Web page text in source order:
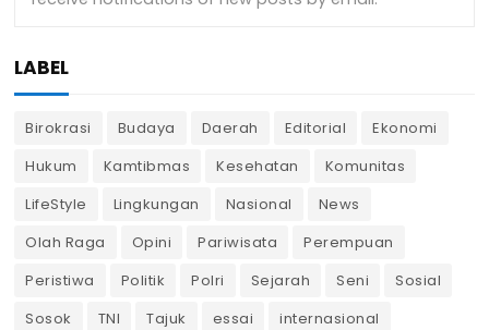
LABEL
Birokrasi Budaya Daerah Editorial
Ekonomi
Hukum
Kamtibmas Kesehatan
Komunitas
LifeStyle
Lingkungan Nasional
News
Olah Raga
Opini Pariwisata
Perempuan
Peristiwa
Politik Polri Sejarah Seni
Sosial
Sosok
TNI Tajuk essai
internasional